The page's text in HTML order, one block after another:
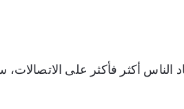
الناس أكثر فأكثر على